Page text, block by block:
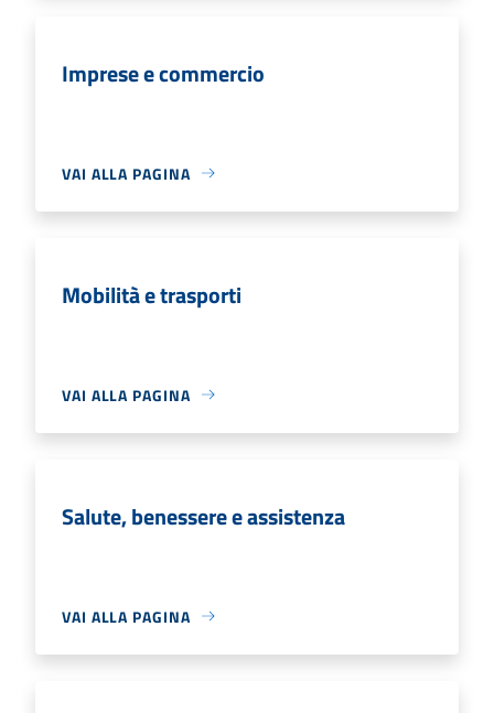
Imprese e commercio
VAI ALLA PAGINA
Mobilità e trasporti
VAI ALLA PAGINA
Salute, benessere e assistenza
VAI ALLA PAGINA